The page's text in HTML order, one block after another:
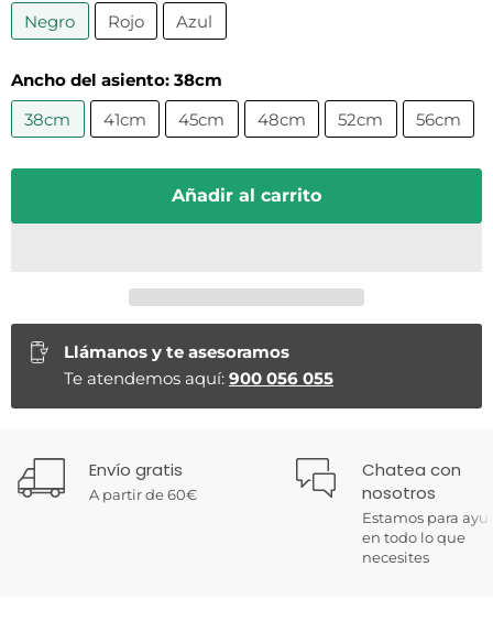
Negro
Rojo Azul
Ancho del asiento: 38cm
38cm
41cm 45cm 48cm 52cm 56cm
Añadir al carrito
Llámanos y te asesoramos
Te atendemos aquí: 900 056 055
Envío gratis
A partir de 60€
Chatea con
nosotros
Estamos para
en todo lo que
necesites